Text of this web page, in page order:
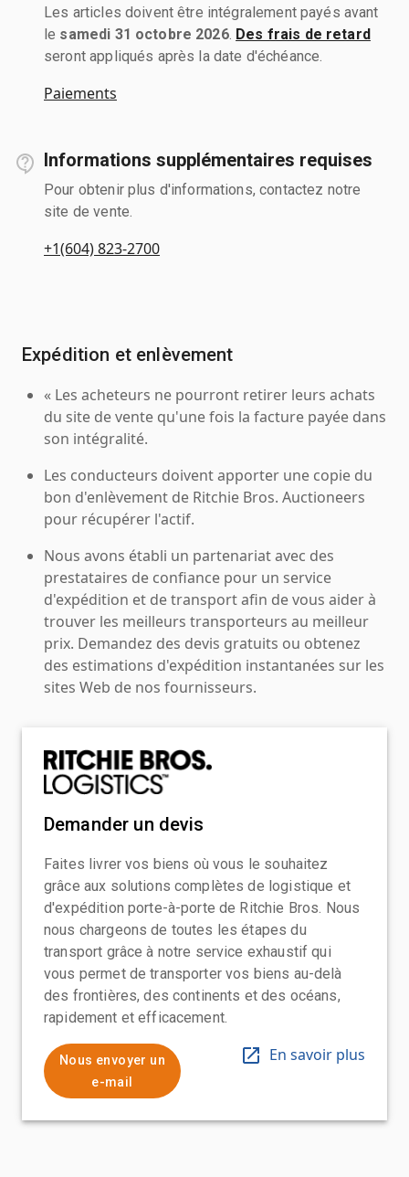
Les articles doivent être intégralement payés avant
le samedi 31 octobre 2026. Des frais de retard
seront appliqués après la date d'échéance.
Paiements
Informations supplémentaires requises
Pour obtenir plus d'informations, contactez notre
site de vente.
+1(604) 823-2700
Expédition et enlèvement
« Les acheteurs ne pourront retirer leurs achats
du site de vente qu'une fois la facture payée dans
son intégralité.
Les conducteurs doivent apporter une copie du
bon d'enlèvement de Ritchie Bros. Auctioneers
pour récupérer l'actif.
Nous avons établi un partenariat avec des
prestataires de confiance pour un service
d'expédition et de transport afin de vous aider à
trouver les meilleurs transporteurs au meilleur
prix. Demandez des devis gratuits ou obtenez
des estimations d'expédition instantanées sur les
sites Web de nos fournisseurs.
Demander un devis
Faites livrer vos biens où vous le souhaitez
grâce aux solutions complètes de logistique et
d'expédition porte-à-porte de Ritchie Bros. Nous
nous chargeons de toutes les étapes du
transport grâce à notre service exhaustif qui
vous permet de transporter vos biens au-delà
des frontières, des continents et des océans,
rapidement et efficacement.
Nous envoyer un
e-mail
En savoir plus